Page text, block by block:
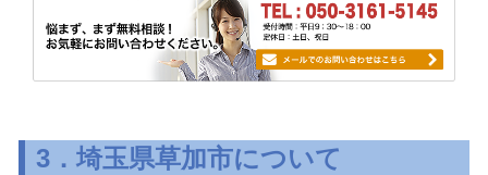
3．埼玉県草加市について